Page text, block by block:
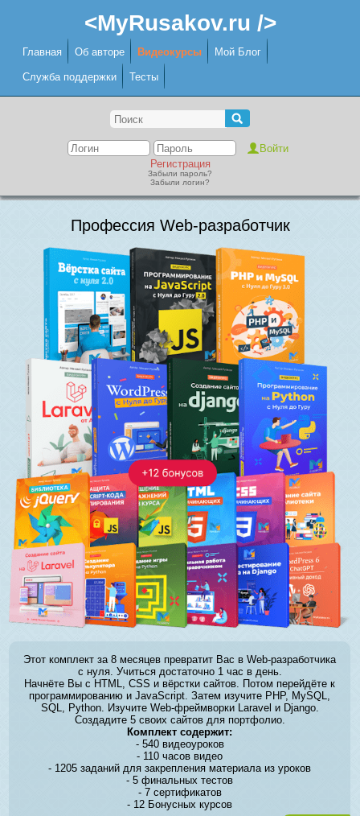
<MyRusakov.ru />
Главная Об авторе Видеокурсы Мой Блог
Служба поддержки Тесты
Регистрация
Забыли пароль?
Забыли логин?
Профессия Web-разработчик
Этот комплект за 8 месяцев превратит Вас в Web-разработчика
с нуля. Учиться достаточно 1 час в день.
Начнёте Вы с HTML, CSS и вёрстки сайтов. Потом перейдёте к
программированию и JavaScript. Затем изучите PHP, MySQL,
SQL, Python. Изучите Web-фреймворки Laravel и Django.
Создадите 5 своих сайтов для портфолио.
Комплект содержит:
- 540 видеоуроков
- 110 часов видео
- 1205 заданий для закрепления материала из уроков
- 5 финальных тестов
- 7 сертификатов
- 12 Бонусных курсов